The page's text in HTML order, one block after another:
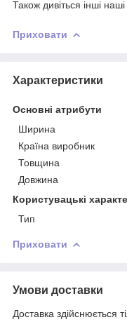
Також дивіться інші
Приховати
Характеристики
Основні атрибути
Ширина
Країна виробник
Товщина
Довжина
Користувацькі
Тип
Приховати
Умови доставки
Доставка здійснюється